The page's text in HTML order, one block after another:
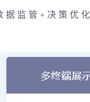
据监管+决策优